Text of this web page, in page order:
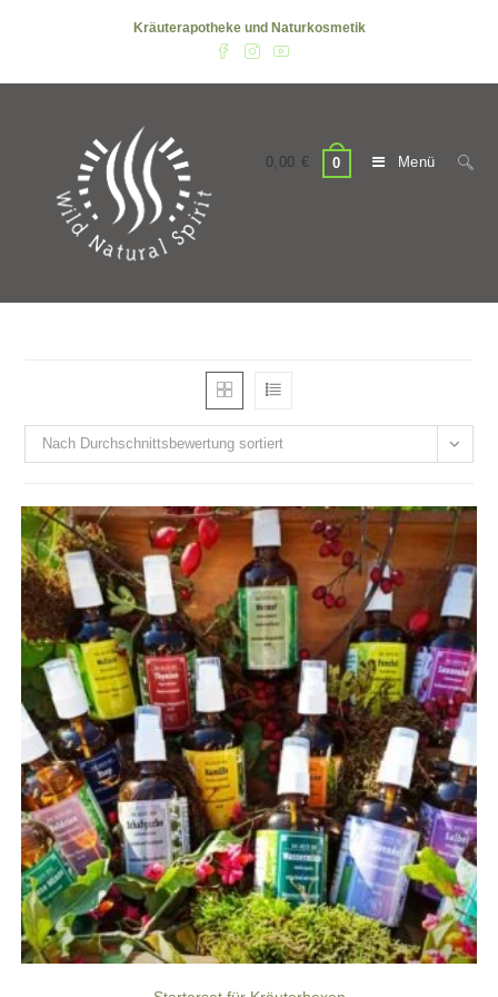
Kräuterapotheke und Naturkosmetik
0,00 € 0 Menü
Nach Durchschnittsbewertung sortiert